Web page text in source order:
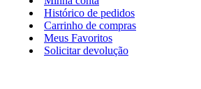
Histórico de pedidos
Carrinho de compras
Meus Favoritos
Solicitar devolução